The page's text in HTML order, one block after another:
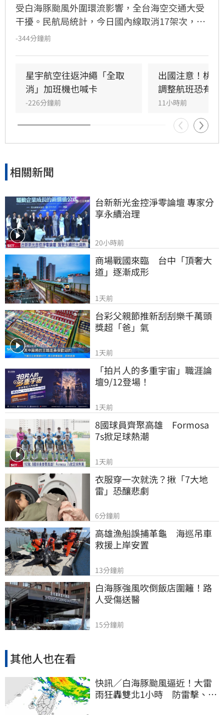
受白海豚颱風外圍環流影響，全台海空交通大受
干擾。民航局統計，今日國內線取消17架次，國
際暨兩岸航線取消61架次、延誤3架次。星宇航
共9條航線、39航次停航，涵蓋馬祖、綠島、蘭
嶼及小琉球等熱門航線。建議旅客出發前務必至
航空公司官網或航港局查詢最新航班與船班動
-344分鐘前
星宇航空往返沖繩「全取
消」加班機也喊卡
-226分鐘前
出國注意！桃
調整航班恐有延
11小時前
相關新聞
台新新光金控淨零論壇 專家分
享永續治理
20小時前
商場戰國來臨　台中「頂奢大
道」逐漸成形
1天前
台彩父親節推新刮刮樂千萬頭
獎超「爸」氣
1天前
「拍片人的多重宇宙」職涯論
壇9/12登場！
1天前
8國球員齊聚高雄　Formosa
7s掀足球熱潮
1天前
衣服穿一次就洗？揪「7大地
雷」恐釀悲劇
6分鐘前
高雄漁船誤捕革龜　海巡吊車
救援上岸安置
13分鐘前
白海豚強風吹倒飯店圍籬！路
人受傷送醫
15分鐘前
其他人也在看
快訊／白海豚颱風逼近！大雷
雨狂轟雙北1小時 防雷擊、強